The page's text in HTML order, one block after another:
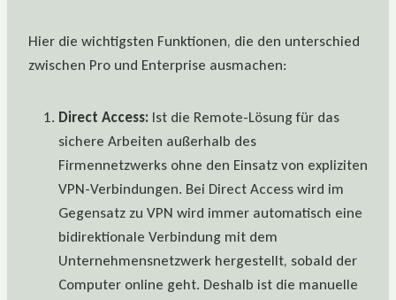
Hier die wichtigsten Funktionen, die den unterschied
zwischen Pro und Enterprise ausmachen:
Direct Access: Ist die Remote-Lösung für das
sichere Arbeiten außerhalb des
Firmennetzwerks ohne den Einsatz von expliziten
VPN-Verbindungen. Bei Direct Access wird im
Gegensatz zu VPN wird immer automatisch eine
bidirektionale Verbindung mit dem
Unternehmensnetzwerk hergestellt, sobald der
Computer online geht. Deshalb ist die manuelle